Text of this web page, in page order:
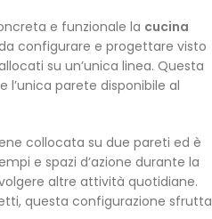
e funzionale la cucina
configurare e progettare visto
su un’unica linea. Questa
parete disponibile al
collocata su due pareti ed è
e spazi d’azione durante la
altre attività quotidiane.
questa configurazione sfrutta